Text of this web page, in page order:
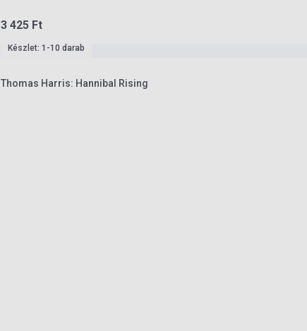
3 425 Ft
Készlet: 1-10 darab
Thomas Harris: Hannibal Rising